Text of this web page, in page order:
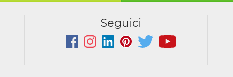
Seguici